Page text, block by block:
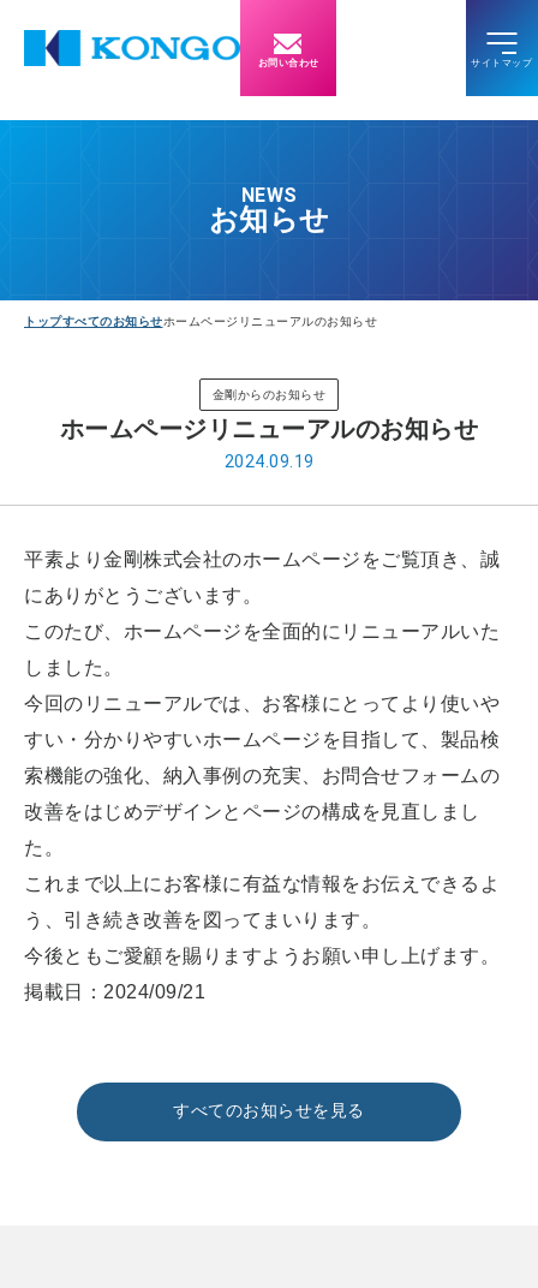
お問い合わせ
NEWS
お知らせ
トップすべてのお知らせホームページリニューアルのお知らせ
金剛からのお知らせ
ホームページリニューアルのお知らせ
2024.09.19
平素より金剛株式会社のホームページをご覧頂き、誠
にありがとうございます。
このたび、ホームページを全面的にリニューアルいた
しました。
今回のリニューアルでは、お客様にとってより使いや
すい・分かりやすいホームページを目指して、製品検
索機能の強化、納入事例の充実、お問合せフォームの
改善をはじめデザインとページの構成を見直しまし
た。
これまで以上にお客様に有益な情報をお伝えできるよ
う、引き続き改善を図ってまいります。
今後ともご愛顧を賜りますようお願い申し上げます。
掲載日：2024/09/21
すべてのお知らせを見る